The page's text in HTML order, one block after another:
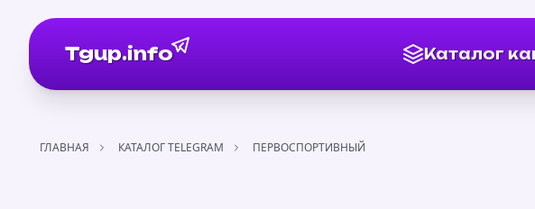
Tgup.info Каталог
ГЛАВНАЯ КАТАЛОГ TELEGRAM ПЕРВОСПОРТИВНЫЙ